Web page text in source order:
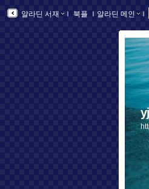
알라딘 서재 ｌ 북플 ｌ 알라딘 메인 ｌ